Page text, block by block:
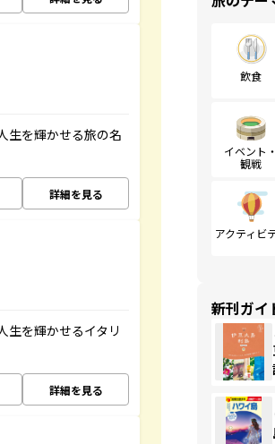
生を輝かせる旅の名
詳細を見る
生を輝かせるイタリ
詳細を見る
飲食
イベント・
観戦
アクティビ
新刊ガイ